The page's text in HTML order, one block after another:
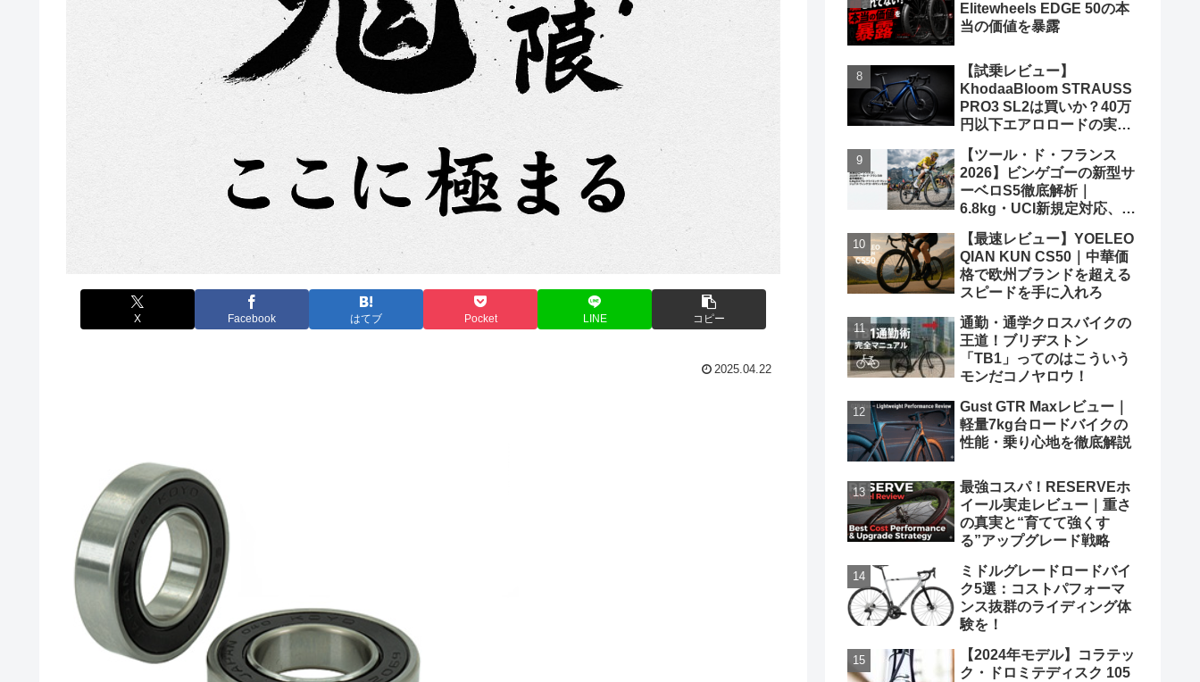
X Facebook はてブ Pocket LINE コピー
2025.04.22
Elitewheels EDGE 50の本
当の価値を暴露
【試乗レビュー】
KhodaaBloom STRAUSS
PRO3 SL2は買いか？40万
円以下エアロロードの実力
斬る
【ツール・ド・フランス
2026】ビンゲゴーの新型サ
ーベロS5徹底解析｜
6.8kg・UCI新規定対応、ポ
グランツールマシン
【最速レビュー】YOELEO
QIAN KUN CS50｜中華価
格で欧州ブランドを超える
スピードを手に入れろ
通勤・通学クロスバイクの
王道！ブリヂストン
「TB1」ってのはこういう
モンだコノヤロウ！
Gust GTR Maxレビュー｜
軽量7kg台ロードバイクの
性能・乗り心地を徹底解説
最強コスパ！RESERVEホ
イール実走レビュー｜重さ
の真実と“育てて強くす
る”アップグレード戦略
ミドルグレードロードバイ
ク5選：コストパフォーマ
ンス抜群のライディング体
験を！
【2024年モデル】コラテッ
ク・ドロミテディスク 105